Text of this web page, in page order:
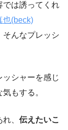
では誘ってくれ
也(beck)
そんなプレッシ
シャーを感じ
気もする。
、 伝えたいこ